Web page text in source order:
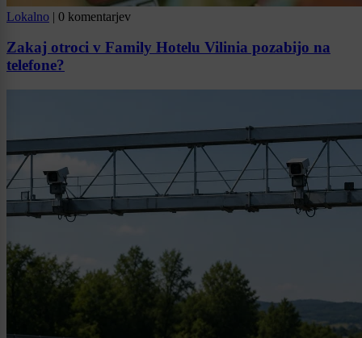
Lokalno | 0 komentarjev
Zakaj otroci v Family Hotelu Vilinia pozabijo na
telefone?